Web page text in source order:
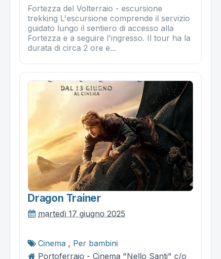
Fortezza del Volterraio - escursione
trekking L'escursione comprende il servizio
guidato lungo il sentiero di accesso alla
Fortezza e a seguire l'ingresso. Il tour ha la
durata di circa 2 ore e...
Dragon Trainer
martedì 17 giugno 2025
Cinema , Per bambini
Portoferraio - Cinema "Nello Santi" c/o